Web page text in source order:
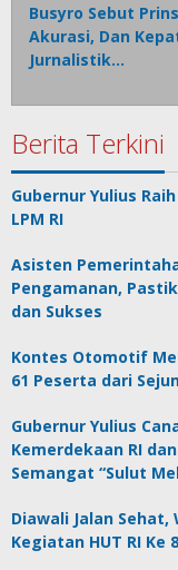
Busyro Sebut
Akurasi, Dan
Jurnalistik…
Berita Terkini
Gubernur Yulius
LPM RI
Asisten
Pengamanan,
dan Sukses
Kontes Otomotif
61 Peserta dari
Gubernur Yulius
Kemerdekaan RI
Semangat “Sulut
Diawali Jalan
Kegiatan HUT RI Ke